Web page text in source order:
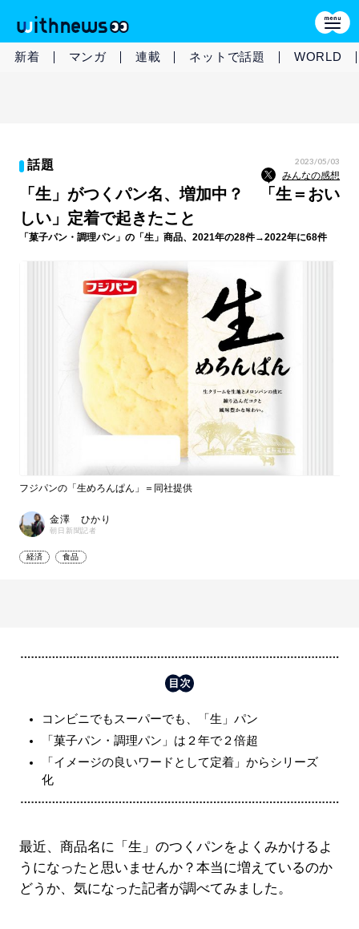
新着 マンガ 連載 ネットで話題 WORLD
話題 2023/05/03
みんなの感想
「生」がつくパン名、増加中？ 「生＝おい
しい」定着で起きたこと
「菓子パン・調理パン」の「生」商品、2021年の28件→2022年に68件
フジパンの「生めろんぱん」＝同社提供
金澤 ひかり
朝日新聞記者
経済 食品
コンビニでもスーパーでも、「生」パン
「菓子パン・調理パン」は２年で２倍超
「イメージの良いワードとして定着」からシリーズ
化
最近、商品名に「生」のつくパンをよくみかけるよ
うになったと思いませんか？本当に増えているのか
どうか、気になった記者が調べてみました。